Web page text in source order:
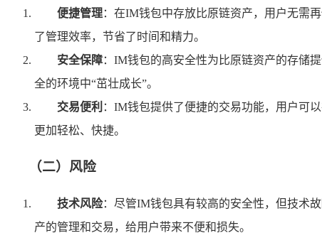
便捷管理：在IM钱包中存放比原链资产，用户无需
了管理效率，节省了时间和精力。
安全保障：IM钱包的高安全性为比原链资产的存储
全的环境中“茁壮成长”。
交易便利 ：IM钱包提供了便捷的交易功能，用户可
更加轻松、快捷。
（二）风险
技术风险：尽管IM钱包具有较高的安全性，但技术
产的管理和交易，给用户带来不便和损失。